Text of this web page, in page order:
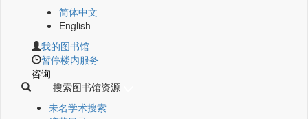
简体中文
English
我的图书馆
暂停楼内服务
咨询
搜索图书馆资源
未名学术搜索